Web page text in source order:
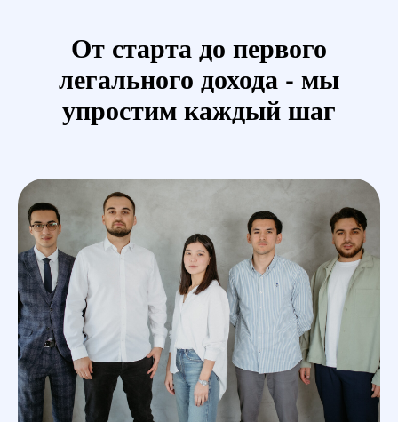
От старта до первого
легального дохода - мы
упростим каждый шаг